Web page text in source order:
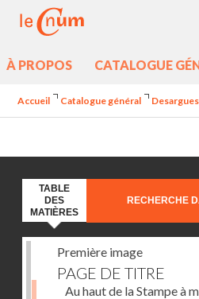
À PROPOS CATALOGUE
Accueil Catalogue général
TABLE
DES
MATIÈRES
RECHERCHE
Première image
PAGE DE TITRE
Au haut de la Stampe à